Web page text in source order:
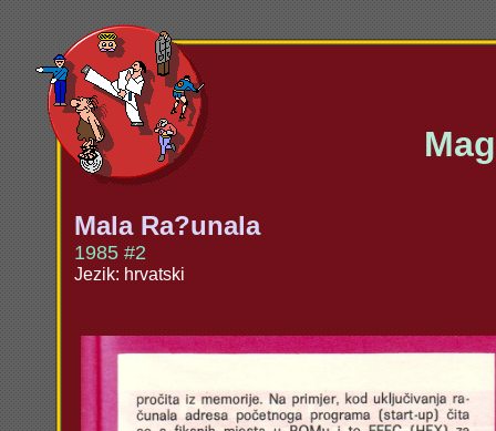
Mala Ra?unala
1985 #2
Jezik: hrvatski